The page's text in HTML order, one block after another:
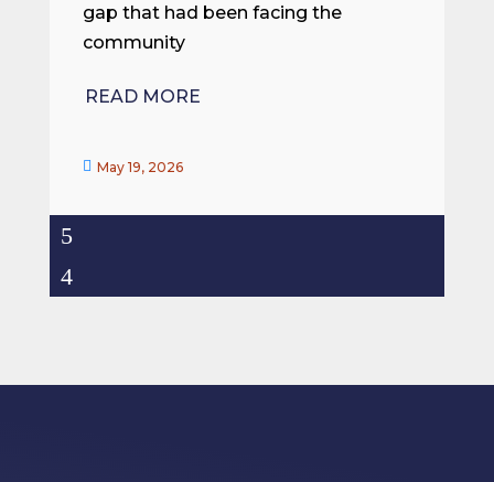
gap that had been facing the
community
READ MORE
 May 19, 2026